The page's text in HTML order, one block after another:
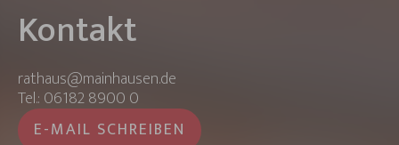
Kontakt
rathaus@mainhausen.de
Tel.: 06182 8900 0
E-MAIL SCHREIBEN